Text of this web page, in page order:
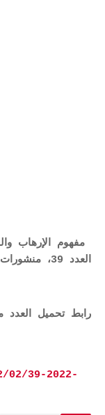
مفهوم الإرهاب
العدد 39، منشورات مجلة وموقع الباحث
رابط تحميل العدد
02/39-2022-